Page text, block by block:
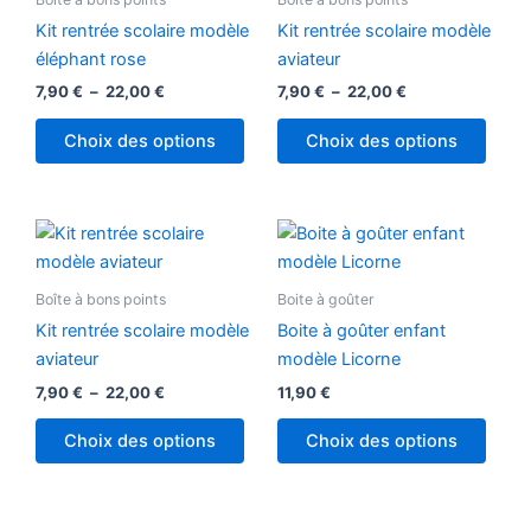
Kit rentrée scolaire modèle
éléphant rose
7,90€ – 22,00€
à
22,00 €
Choix des options
options
peuvent
être
page
produit
Kit rentrée scolaire modèle
aviateur
7,90€ – 22,00€
à
22,00 €
Choix des options
être
Boîte à bons points
Kit rentrée scolaire modèle
aviateur
7,90€ – 22,00€
Plage
à
22,00 €
Choix des options
produit
variations.
options
peuvent
être
Boite à goûter
Boite à goûter enfant
modèle Licorne
11,90€
Choix des options